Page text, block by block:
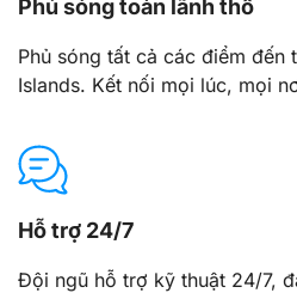
Phủ sóng toàn lãnh thổ
Phủ sóng tất cả các điểm đến
Islands. Kết nối mọi lúc, mọi
Hỗ trợ 24/7
Đội ngũ hỗ trợ kỹ thuật 24/7,